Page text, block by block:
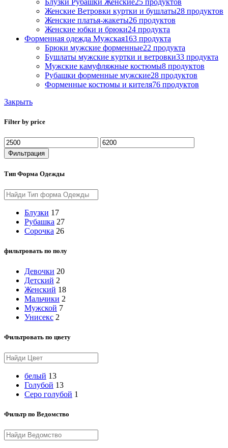
Женские Ветровки куртки и бушлаты28 продуктов
Женские платья-жакеты26 продуктов
Женские юбки и брюки24 продукта
Форменная одежда Мужская163 продукта
Брюки мужские форменные22 продукта
Бушлаты мужские куртки и ветровки33 продукта
Мужские камуфляжные костюмы8 продуктов
Рубашки форменные мужские28 продуктов
Форменные костюмы и кителя76 продуктов
Закрыть
Filter by price
Минимальная
цена
Максимальная
цена
Фильтрация
Тип Форма Одежды
Блузки 17
Рубашка 27
Сорочка 26
фильтровать по полу
Девочки 20
Детский 2
Женский 18
Мальчики 2
Мужской 7
Унисекс 2
Фильтровать по цвету
белый 13
Голубой 13
Серо голубой 1
Фильтр по Ведомство